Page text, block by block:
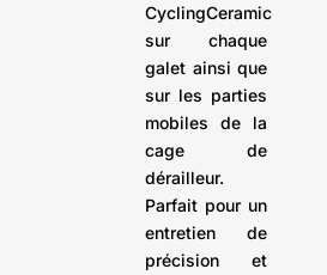
CyclingCeramic
sur chaque
galet ainsi que
sur les parties
mobiles de la
cage de
dérailleur.
Parfait pour un
entretien de
précision et